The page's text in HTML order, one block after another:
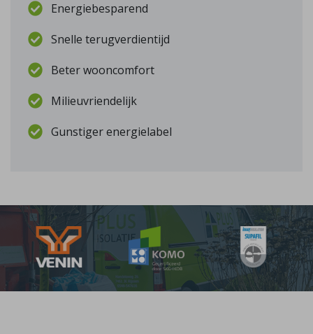
Energiebesparend
Snelle terugverdientijd
Beter wooncomfort
Milieuvriendelijk
Gunstiger energielabel